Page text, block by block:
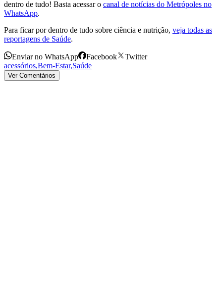
dentro de tudo! Basta acessar o canal de notícias do Metrópoles no
WhatsApp.
Para ficar por dentro de tudo sobre ciência e nutrição, veja todas as
reportagens de Saúde.
Enviar no WhatsApp Facebook
Twitter
acessórios,Bem-Estar,Saúde
Ver Comentários